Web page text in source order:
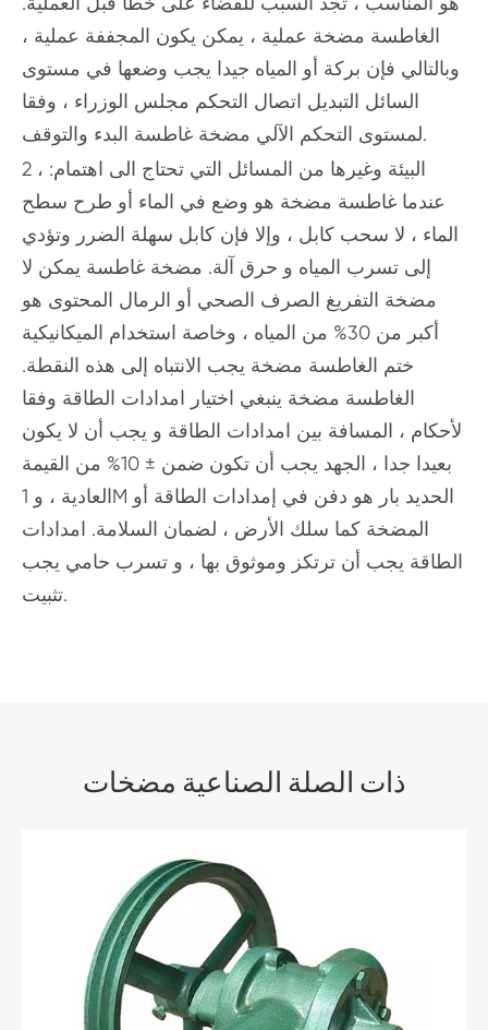
الغاطسة مضخة عملية ، يمكن يكون المجففة عملية ،
وبالتالي فإن بركة أو المياه جيدا يجب وضعها في مستوى
السائل التبديل اتصال التحكم مجلس الوزراء ، وفقا
لمستوى التحكم الآلي مضخة غاطسة البدء والتوقف.
2 ، البيئة وغيرها من المسائل التي تحتاج الى اهتمام:
عندما غاطسة مضخة هو وضع في الماء أو طرح سطح
الماء ، لا سحب كابل ، وإلا فإن كابل سهلة الضرر وتؤدي
إلى تسرب المياه و حرق آلة. مضخة غاطسة يمكن لا
مضخة التفريغ الصرف الصحي أو الرمال المحتوى هو
أكبر من 30% من المياه ، وخاصة استخدام الميكانيكية
ختم الغاطسة مضخة يجب الانتباه إلى هذه النقطة.
الغاطسة مضخة ينبغي اختيار امدادات الطاقة وفقا
لأحكام ، المسافة بين امدادات الطاقة و يجب أن لا يكون
بعيدا جدا ، الجهد يجب أن تكون ضمن ± 10% من القيمة
العادية ، و 1M الحديد بار هو دفن في إمدادات الطاقة أو
المضخة كما سلك الأرض ، لضمان السلامة. امدادات
الطاقة يجب أن ترتكز وموثوق بها ، و تسرب حامي يجب
تثبيت.
ذات الصلة الصناعية مضخات